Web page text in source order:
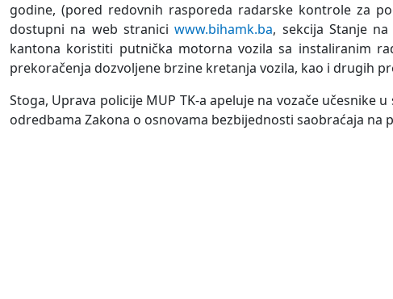
godine, (pored redovnih rasporeda radarske kontrole za
dostupni na web straniciwww.bihamk.ba, sekcija Stanje
kantona koristiti putnička motorna vozila sa instaliranim
prekoračenja dozvoljene brzine kretanja vozila, kao i drugih
Stoga, Uprava policije MUP TK-a apeluje na vozače
odredbama Zakona o osnovama bezbijednosti saobraćaja na